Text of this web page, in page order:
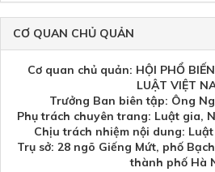
CƠ QUAN CHỦ QUẢN
Cơ quan chủ quản: HỘI PHỔ
LUẬT VIỆT
Trưởng Ban biên tập: Ông
Phụ trách chuyên trang: Luật gia,
Chịu trách nhiệm nội dung:
Trụ sở: 28 ngõ Giếng Mứt, phố
thành phố Hà